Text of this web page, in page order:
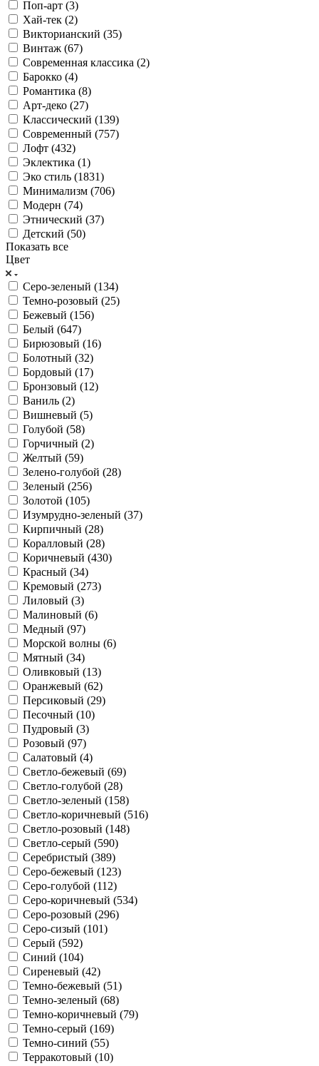
Поп-арт (3)
Хай-тек (2)
Викторианский (35)
Винтаж (67)
Современная классика (2)
Барокко (4)
Романтика (8)
Арт-деко (27)
Классический (139)
Современный (757)
Лофт (432)
Эклектика (1)
Эко стиль (1831)
Минимализм (706)
Модерн (74)
Этнический (37)
Детский (50)
Показать все
Цвет
Серо-зеленый (134)
Темно-розовый (25)
Бежевый (156)
Белый (647)
Бирюзовый (16)
Болотный (32)
Бордовый (17)
Бронзовый (12)
Ваниль (2)
Вишневый (5)
Голубой (58)
Горчичный (2)
Желтый (59)
Зелено-голубой (28)
Зеленый (256)
Золотой (105)
Изумрудно-зеленый (37)
Кирпичный (28)
Коралловый (28)
Коричневый (430)
Красный (34)
Кремовый (273)
Лиловый (3)
Малиновый (6)
Медный (97)
Морской волны (6)
Мятный (34)
Оливковый (13)
Оранжевый (62)
Персиковый (29)
Песочный (10)
Пудровый (3)
Розовый (97)
Салатовый (4)
Светло-бежевый (69)
Светло-голубой (28)
Светло-зеленый (158)
Светло-коричневый (516)
Светло-розовый (148)
Светло-серый (590)
Серебристый (389)
Серо-бежевый (123)
Серо-голубой (112)
Серо-коричневый (534)
Серо-розовый (296)
Серо-сизый (101)
Серый (592)
Синий (104)
Сиреневый (42)
Темно-бежевый (51)
Темно-зеленый (68)
Темно-коричневый (79)
Темно-серый (169)
Темно-синий (55)
Терракотовый (10)